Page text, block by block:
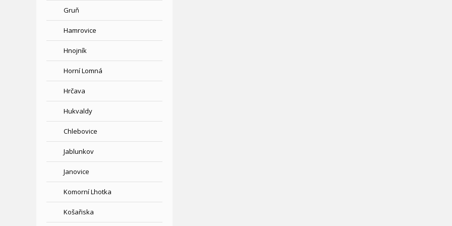
Gruň
Hamrovice
Hnojník
Horní Lomná
Hrčava
Hukvaldy
Chlebovice
Jablunkov
Janovice
Komorní Lhotka
Košařiska